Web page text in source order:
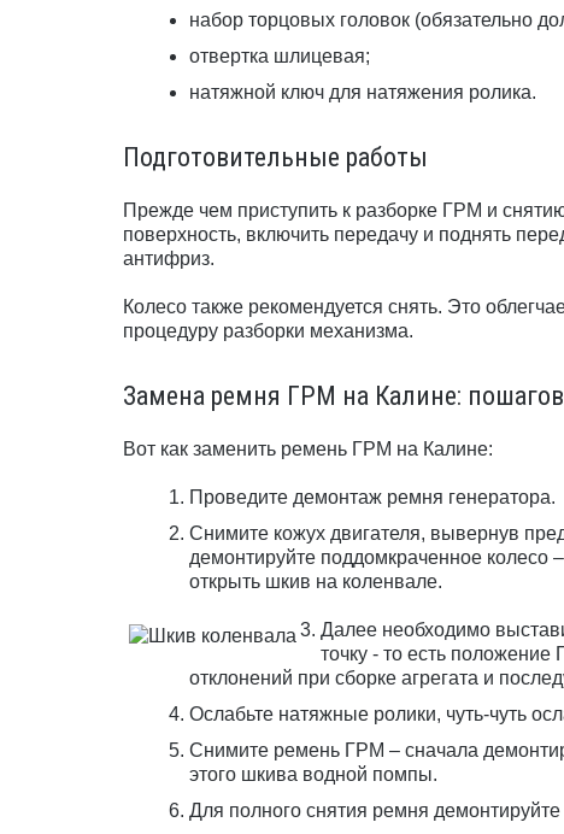
набор торцовых головок (обязательно
отвертка шлицевая;
натяжной ключ для натяжения ролика.
Подготовительные работы
Прежде чем приступить к разборке ГРМ и
поверхность, включить передачу и поднять
антифриз.
Колесо также рекомендуется снять. Это
процедуру разборки механизма.
Замена ремня ГРМ на Калине:
Вот как заменить ремень ГРМ на Калине:
Проведите демонтаж ремня генератора.
Снимите кожух двигателя, вывернув
демонтируйте поддомкраченное колесо
открыть шкив на коленвале.
Далее необходимо
точку - то есть
отклонений при сборке агрегата и
Ослабьте натяжные ролики, чуть-чуть
Снимите ремень ГРМ – сначала
этого шкива водной помпы.
Для полного снятия ремня